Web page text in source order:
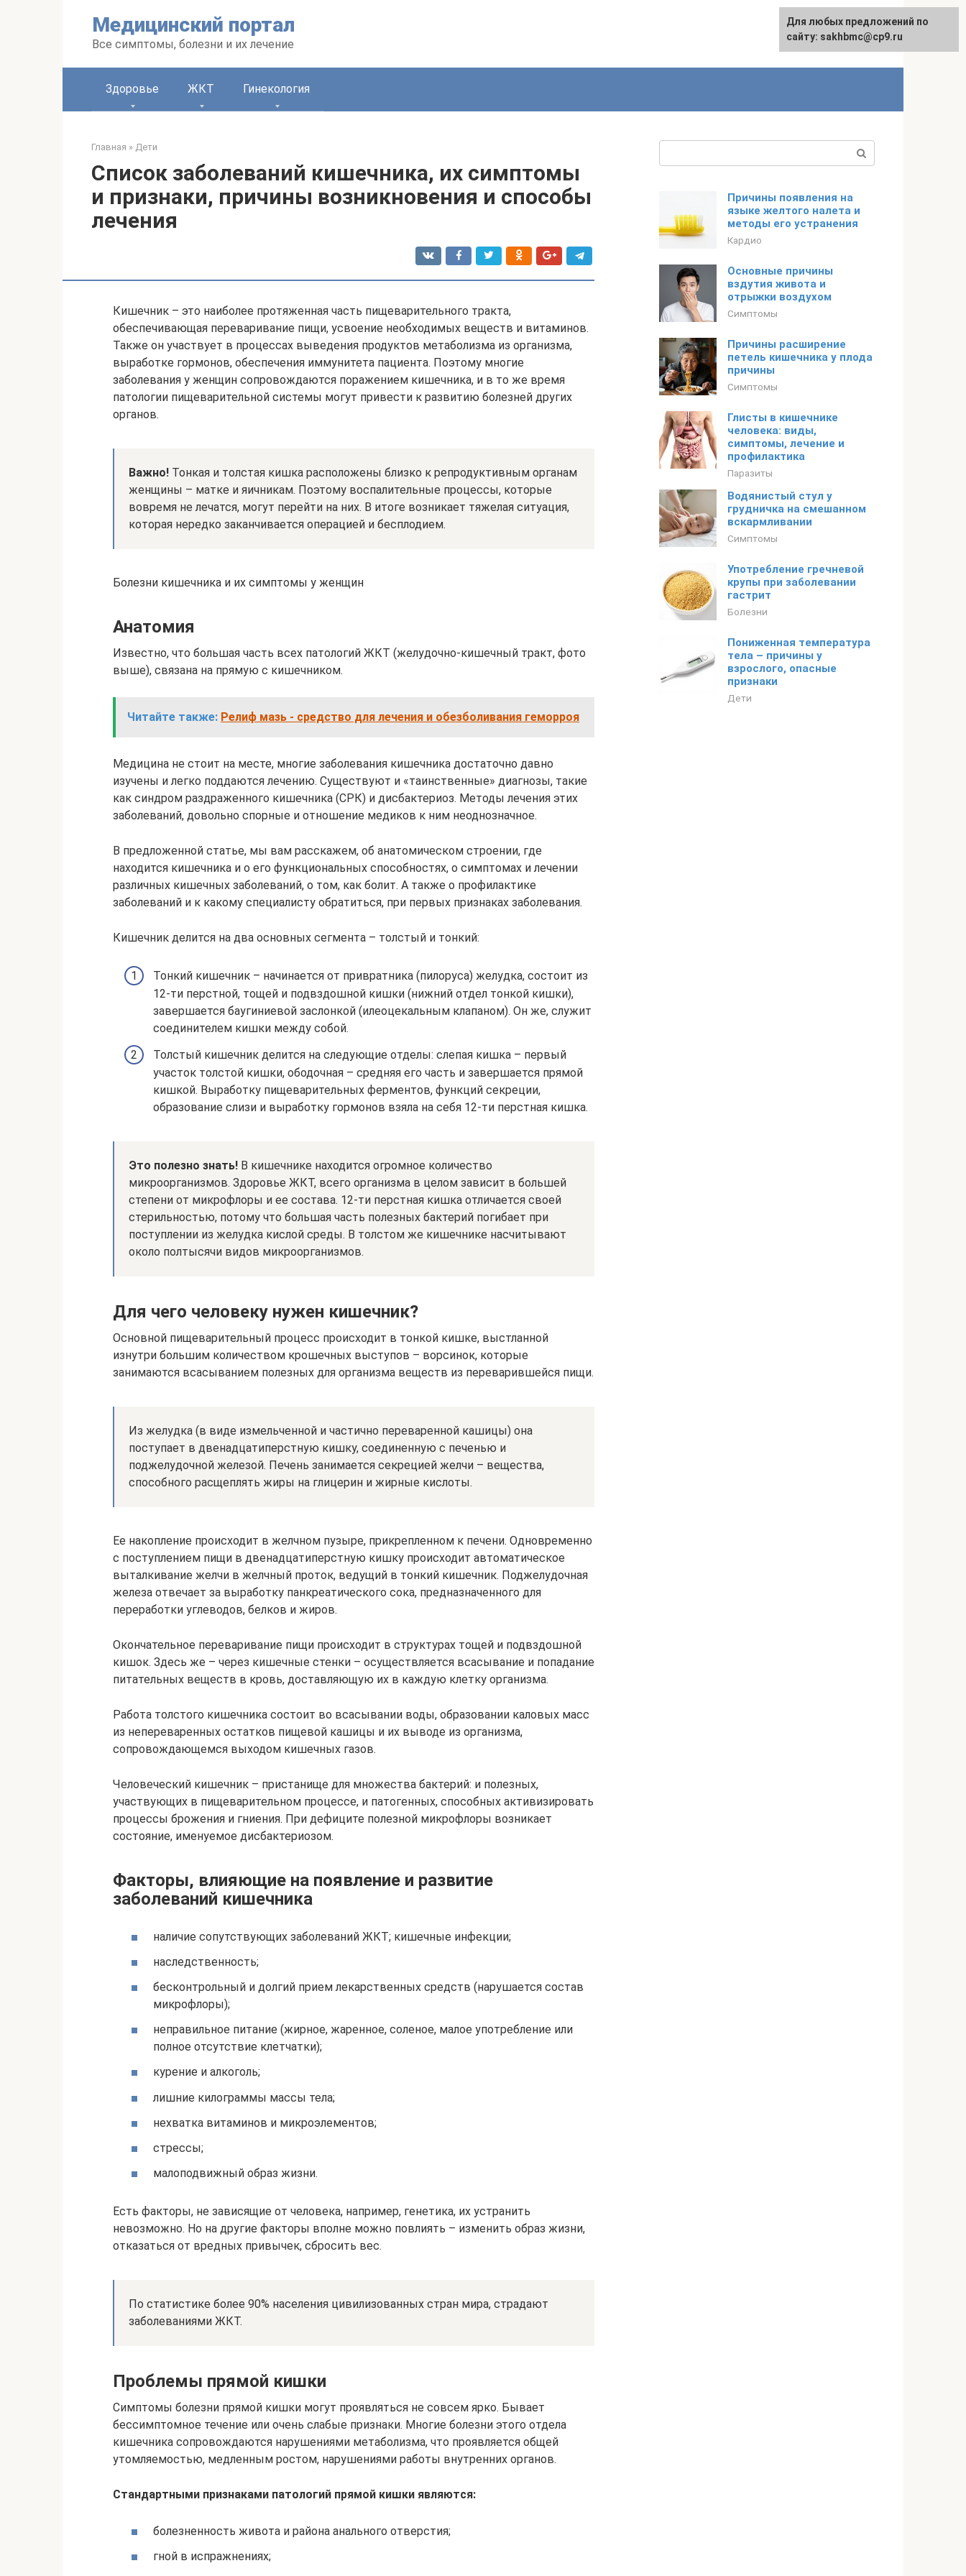
Медицинский портал
Все симптомы, болезни и их лечение
English
Здоровье ЖКТ Гинекология
Главная » Дети
Список заболеваний кишечника, их симптомы
и признаки, причины возникновения и способы
лечения
Кишечник – это наиболее протяженная часть пищеварительного тракта,
обеспечивающая переваривание пищи, усвоение необходимых веществ и витаминов.
Также он участвует в процессах выведения продуктов метаболизма из организма,
выработке гормонов, обеспечения иммунитета пациента. Поэтому многие
заболевания у женщин сопровождаются поражением кишечника, и в то же время
патологии пищеварительной системы могут привести к развитию болезней других
органов.
Важно! Тонкая и толстая кишка расположены близко к репродуктивным органам
женщины – матке и яичникам. Поэтому воспалительные процессы, которые
вовремя не лечатся, могут перейти на них. В итоге возникает тяжелая ситуация,
которая нередко заканчивается операцией и бесплодием.
Болезни кишечника и их симптомы у женщин
Анатомия
Известно, что большая часть всех патологий ЖКТ (желудочно-кишечный тракт, фото
выше), связана на прямую с кишечником.
Читайте также: Релиф мазь - средство для лечения и обезболивания геморроя
Медицина не стоит на месте, многие заболевания кишечника достаточно давно
изучены и легко поддаются лечению. Существуют и «таинственные» диагнозы, такие
как синдром раздраженного кишечника (СРК) и дисбактериоз. Методы лечения этих
заболеваний, довольно спорные и отношение медиков к ним неоднозначное.
В предложенной статье, мы вам расскажем, об анатомическом строении, где
находится кишечника и о его функциональных способностях, о симптомах и лечении
различных кишечных заболеваний, о том, как болит. А также о профилактике
заболеваний и к какому специалисту обратиться, при первых признаках заболевания.
Кишечник делится на два основных сегмента – толстый и тонкий:
Тонкий кишечник – начинается от привратника (пилоруса) желудка, состоит из
12-ти перстной, тощей и подвздошной кишки (нижний отдел тонкой кишки),
завершается баугиниевой заслонкой (илеоцекальным клапаном). Он же, служит
соединителем кишки между собой.
Толстый кишечник делится на следующие отделы: слепая кишка – первый
участок толстой кишки, ободочная – средняя его часть и завершается прямой
кишкой. Выработку пищеварительных ферментов, функций секреции,
образование слизи и выработку гормонов взяла на себя 12-ти перстная кишка.
Это полезно знать! В кишечнике находится огромное количество
микроорганизмов. Здоровье ЖКТ, всего организма в целом зависит в большей
степени от микрофлоры и ее состава. 12-ти перстная кишка отличается своей
стерильностью, потому что большая часть полезных бактерий погибает при
поступлении из желудка кислой среды. В толстом же кишечнике насчитывают
около полтысячи видов микроорганизмов.
Для чего человеку нужен кишечник?
Основной пищеварительный процесс происходит в тонкой кишке, выстланной
изнутри большим количеством крошечных выступов – ворсинок, которые
занимаются всасыванием полезных для организма веществ из переварившейся пищи.
Из желудка (в виде измельченной и частично переваренной кашицы) она
поступает в двенадцатиперстную кишку, соединенную с печенью и
поджелудочной железой. Печень занимается секрецией желчи – вещества,
способного расщеплять жиры на глицерин и жирные кислоты.
Ее накопление происходит в желчном пузыре, прикрепленном к печени. Одновременно
с поступлением пищи в двенадцатиперстную кишку происходит автоматическое
выталкивание желчи в желчный проток, ведущий в тонкий кишечник. Поджелудочная
железа отвечает за выработку панкреатического сока, предназначенного для
переработки углеводов, белков и жиров.
Окончательное переваривание пищи происходит в структурах тощей и подвздошной
кишок. Здесь же – через кишечные стенки – осуществляется всасывание и попадание
питательных веществ в кровь, доставляющую их в каждую клетку организма.
Работа толстого кишечника состоит во всасывании воды, образовании каловых масс
из непереваренных остатков пищевой кашицы и их выводе из организма,
сопровождающемся выходом кишечных газов.
Человеческий кишечник – пристанище для множества бактерий: и полезных,
участвующих в пищеварительном процессе, и патогенных, способных активизировать
процессы брожения и гниения. При дефиците полезной микрофлоры возникает
состояние, именуемое дисбактериозом.
Факторы, влияющие на появление и развитие
заболеваний кишечника
наличие сопутствующих заболеваний ЖКТ; кишечные инфекции;
наследственность;
бесконтрольный и долгий прием лекарственных средств (нарушается состав
микрофлоры);
неправильное питание (жирное, жаренное, соленое, малое употребление или
полное отсутствие клетчатки);
курение и алкоголь;
лишние килограммы массы тела;
нехватка витаминов и микроэлементов;
стрессы;
малоподвижный образ жизни.
Есть факторы, не зависящие от человека, например, генетика, их устранить
невозможно. Но на другие факторы вполне можно повлиять – изменить образ жизни,
отказаться от вредных привычек, сбросить вес.
По статистике более 90% населения цивилизованных стран мира, страдают
заболеваниями ЖКТ.
Проблемы прямой кишки
Симптомы болезни прямой кишки могут проявляться не совсем ярко. Бывает
бессимптомное течение или очень слабые признаки. Многие болезни этого отдела
кишечника сопровождаются нарушениями метаболизма, что проявляется общей
утомляемостью, медленным ростом, нарушениями работы внутренних органов.
Стандартными признаками патологий прямой кишки являются:
болезненность живота и района анального отверстия;
гной в испражнениях;
Причины появления на
языке желтого налета и
методы его устранения
Кардио
Основные причины
вздутия живота и
отрыжки воздухом
Симптомы
Причины расширение
петель кишечника у плода
причины
Симптомы
Глисты в кишечнике
человека: виды,
симптомы, лечение и
профилактика
Паразиты
Водянистый стул у
грудничка на смешанном
вскармливании
Симптомы
Употребление гречневой
крупы при заболевании
гастрит
Болезни
Пониженная температура
тела – причины у
взрослого, опасные
признаки
Дети
Для любых предложений по
сайту: sakhbmc@cp9.ru